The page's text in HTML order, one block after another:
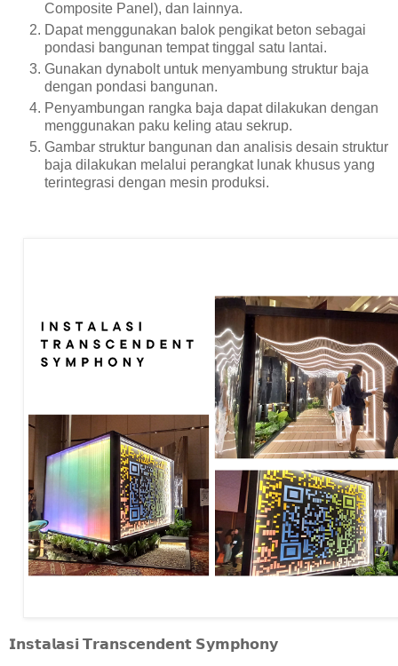
Composite Panel), dan lainnya.
Dapat menggunakan balok pengikat beton sebagai
pondasi bangunan tempat tinggal satu lantai.
Gunakan dynabolt untuk menyambung struktur baja
dengan pondasi bangunan.
Penyambungan rangka baja dapat dilakukan dengan
menggunakan paku keling atau sekrup.
Gambar struktur bangunan dan analisis desain struktur
baja dilakukan melalui perangkat lunak khusus yang
terintegrasi dengan mesin produksi.
𝗜𝗻𝘀𝘁𝗮𝗹𝗮𝘀𝗶 𝗧𝗿𝗮𝗻𝘀𝗰𝗲𝗻𝗱𝗲𝗻𝘁 𝗦𝘆𝗺𝗽𝗵𝗼𝗻𝘆